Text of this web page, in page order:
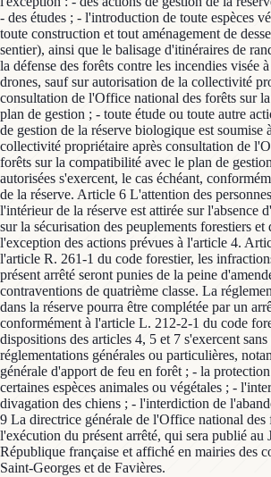
- des études ; - l'introduction de toute espèces
toute construction et tout aménagement de
sentier), ainsi que le balisage d'itinéraires de
la défense des forêts contre les incendies visée
drones, sauf sur autorisation de la collectivité
consultation de l'Office national des forêts sur
plan de gestion ; - toute étude ou toute autre
de gestion de la réserve biologique est soumise
collectivité propriétaire après consultation de
forêts sur la compatibilité avec le plan de
autorisées s'exercent, le cas échéant,
de la réserve. Article 6 L'attention des
l'intérieur de la réserve est attirée sur l'absence
sur la sécurisation des peuplements forestiers
l'exception des actions prévues à l'article 4.
l'article R. 261-1 du code forestier, les
présent arrêté seront punies de la peine
contraventions de quatrième classe. La
dans la réserve pourra être complétée par un
conformément à l'article L. 212-2-1 du code
dispositions des articles 4, 5 et 7 s'exercent
réglementations générales ou particulières,
générale d'apport de feu en forêt ; - la
certaines espèces animales ou végétales ; -
divagation des chiens ; - l'interdiction de
9 La directrice générale de l'Office national des
l'exécution du présent arrêté, qui sera publié au
République française et affiché en mairies des
Saint-Georges et de Favières.